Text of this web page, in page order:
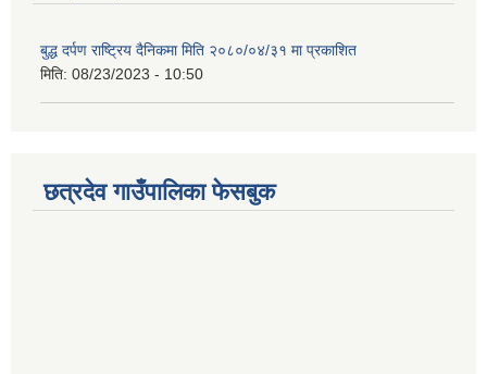
बुद्ध दर्पण राष्ट्रिय दैनिकमा मिति २०८०/०४/३१ मा प्रकाशित
मिति: 08/23/2023 - 10:50
छत्रदेव गाउँपालिका फेसबुक